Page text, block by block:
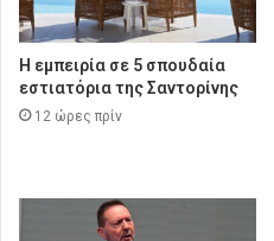
Η εμπειρία σε 5 σπουδαία
εστιατόρια της Σαντορίνης
12 ώρες πρίν